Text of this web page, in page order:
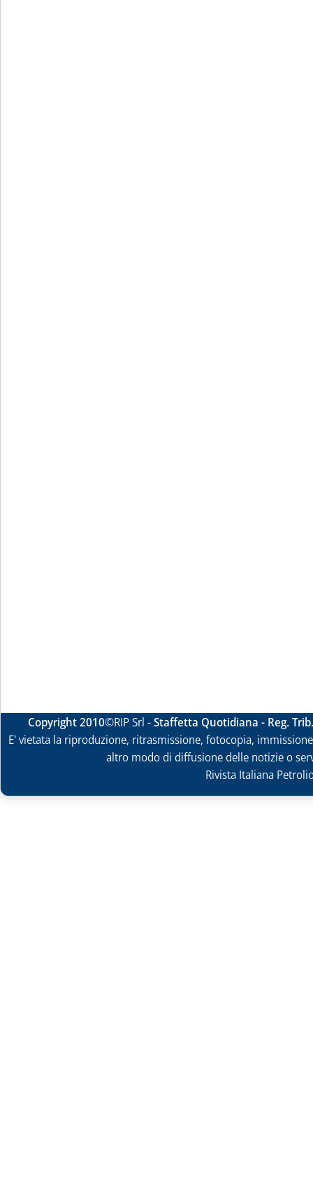
Copyright 2010©RIP Srl -Staffetta Quotidiana - Reg.
E' vietata la riproduzione, ritrasmissione, fotocopia,
altro modo di diffusione delle notizie o
Rivista Italiana